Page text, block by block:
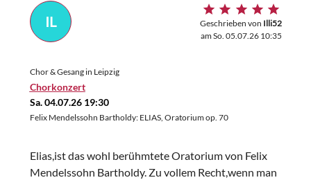
IL Geschrieben von Illi52
am So. 05.07.26 10:35
Chor & Gesang in Leipzig
Chorkonzert
Sa. 04.07.26 19:30
Felix Mendelssohn Bartholdy: ELIAS, Oratorium op. 70
Elias,ist das wohl berühmtete Oratorium von Felix
Mendelssohn Bartholdy. Zu vollem Recht,wenn man